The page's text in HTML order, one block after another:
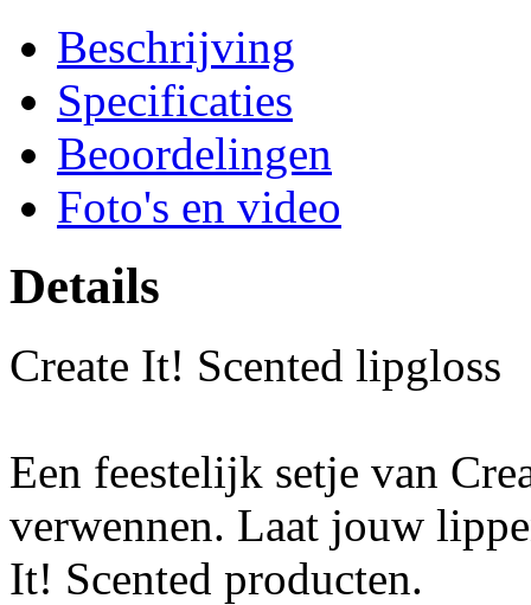
Beschrijving
Specificaties
Beoordelingen
Foto's en video
Details
Create It! Scented lipgloss
Een feestelijk setje van
verwennen. Laat jouw
It! Scented producten.